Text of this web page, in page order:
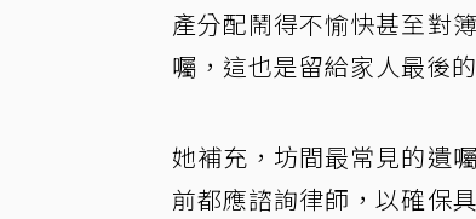
產分配鬧得不愉快甚至對
囑，這也是留給家人最後
她補充，坊間最常見的遺
前都應諮詢律師，以確保